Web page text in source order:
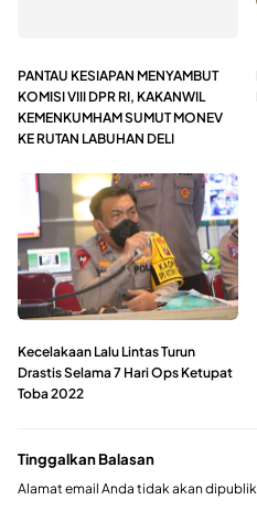
PANTAU KESIAPAN MENYAMBUT
KOMISI VIII DPR RI, KAKANWIL
KEMENKUMHAM SUMUT MONEV
KE RUTAN LABUHAN DELI
Kecelakaan Lalu Lintas Turun
Drastis Selama 7 Hari Ops Ketupat
Toba 2022
Tinggalkan Balasan
Alamat email Anda tidak akan